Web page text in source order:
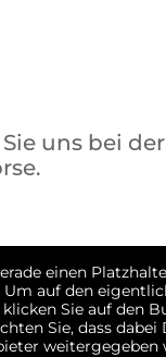
uns bei der
einen
Um auf den
Sie auf den
Sie, dass dabei
weitergegeben